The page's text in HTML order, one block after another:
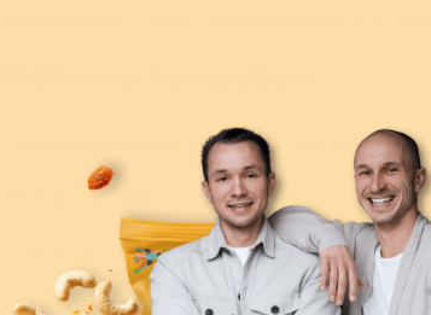
Kristallzucker <0,5%, Traubenzucker 17%,
Durchschnittliche Nährwerte pro 100 g
davon gesättigte Fettsäuren in g